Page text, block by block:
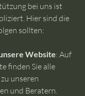
bei uns ist
Hier sind die
sollten:
Website: Auf
finden Sie alle
unseren
und Beratern.